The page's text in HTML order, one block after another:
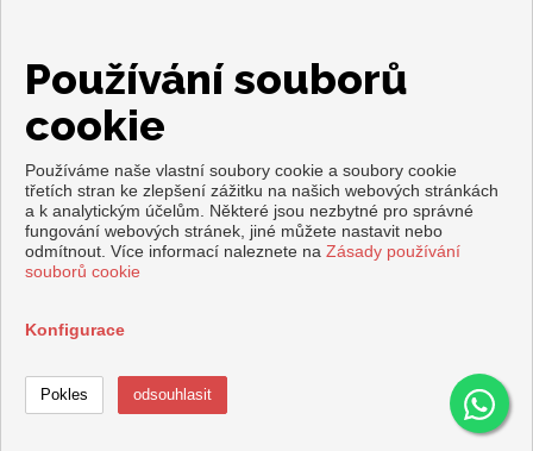
Copyright © 2026. Všechna práva vyhrazena.
Právní upozornění
Používání souborů
cookie
Používáme naše vlastní soubory cookie a soubory cookie
třetích stran ke zlepšení zážitku na našich webových stránkách
a k analytickým účelům. Některé jsou nezbytné pro správné
fungování webových stránek, jiné můžete nastavit nebo
odmítnout. Více informací naleznete na Zásady používání
souborů cookie
Konfigurace